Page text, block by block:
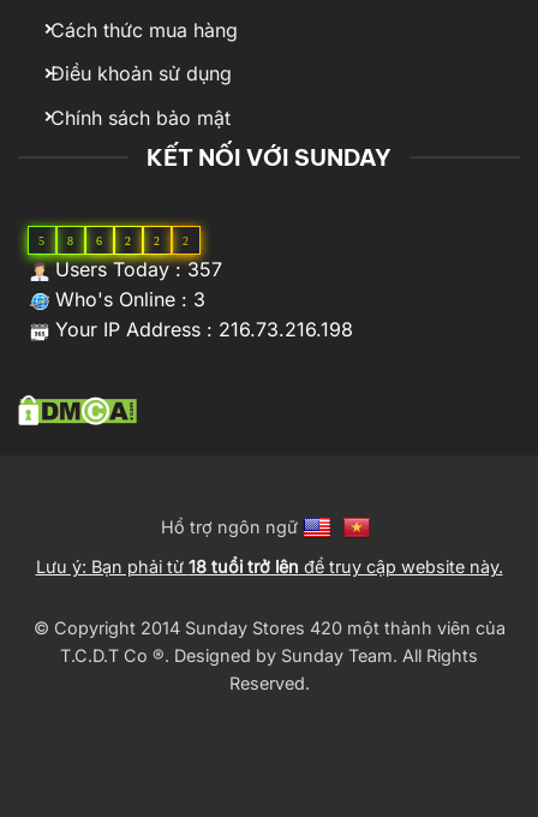
Cách thức mua hàng
Điều khoản sử dụng
Chính sách bảo mật
KẾT NỐI VỚI SUNDAY
5 8 6 2 2 2
Users Today : 357
Who's Online : 3
Your IP Address : 216.73.216.198
Hổ trợ ngôn ngữ
Lưu ý: Bạn phải từ 18 tuổi trở lên để truy cập website này.
© Copyright 2014 Sunday Stores 420 một thành viên của
T.C.D.T Co ®️. Designed by Sunday Team. All Rights
Reserved.